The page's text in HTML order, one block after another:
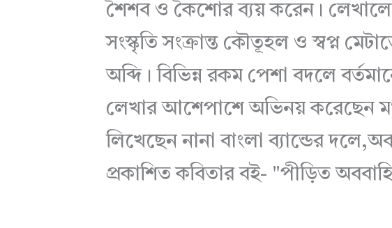
শৈশব ও কৈশোর ব্যয় করেন।
সংস্কৃতি সংক্রান্ত কৌতূহল ও স্বপ্ন
অব্দি। বিভিন্ন রকম পেশা বদলে
লেখার আশেপাশে অভিনয় করেছেন
লিখেছেন নানা বাংলা ব্যান্ডের
প্রকাশিত কবিতার বই- "পীড়িত